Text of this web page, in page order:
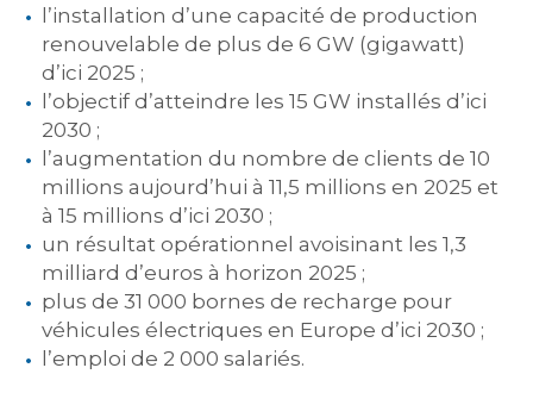
l’installation d’une capacité de production
renouvelable de plus de 6 GW (gigawatt)
d’ici 2025 ;
l’objectif d’atteindre les 15 GW installés d’ici
2030 ;
l’augmentation du nombre de clients de 10
millions aujourd’hui à 11,5 millions en 2025 et
à 15 millions d’ici 2030 ;
un résultat opérationnel avoisinant les 1,3
milliard d’euros à horizon 2025 ;
plus de 31 000 bornes de recharge pour
véhicules électriques en Europe d’ici 2030 ;
l’emploi de 2 000 salariés.